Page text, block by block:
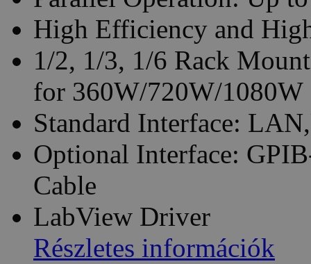
High Efficiency and
1/2, 1/3, 1/6 Rack
for 360W/720W/1080W
Standard Interface:
Optional Interface:
Cable
LabView Driver
Részletes információk